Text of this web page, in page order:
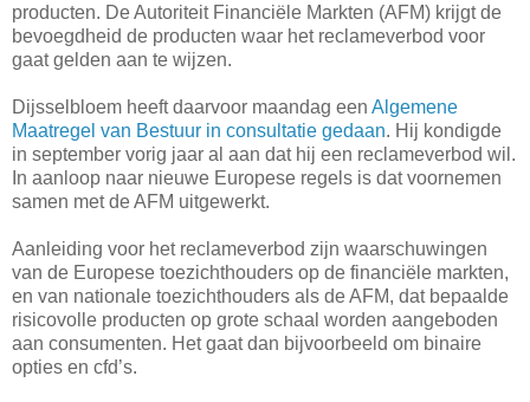
producten. De Autoriteit Financiële Markten (AFM) krijgt de
bevoegdheid de producten waar het reclameverbod voor
gaat gelden aan te wijzen.
Dijsselbloem heeft daarvoor maandag een Algemene
Maatregel van Bestuur in consultatie gedaan. Hij kondigde
in september vorig jaar al aan dat hij een reclameverbod wil.
In aanloop naar nieuwe Europese regels is dat voornemen
samen met de AFM uitgewerkt.
Aanleiding voor het reclameverbod zijn waarschuwingen
van de Europese toezichthouders op de financiële markten,
en van nationale toezichthouders als de AFM, dat bepaalde
risicovolle producten op grote schaal worden aangeboden
aan consumenten. Het gaat dan bijvoorbeeld om binaire
opties en cfd’s.